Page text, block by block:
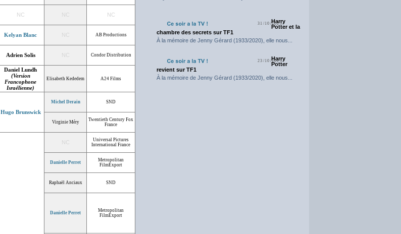
NC NC NC
Kelyan Blanc NC AB Productions
Adrien Solis NC Condor Distribution
Daniel Lundh
(Version
Francophone
Israélienne)
Elisabeth Kededem A24 Films
Hugo Brunswick
Michel Derain SND
Virginie Méry
Twentieth Century Fox
France
NC
Universal Pictures
International France
Danielle Perret
Metropolitan
FilmExport
Raphaël Anciaux SND
Danielle Perret
Metropolitan
FilmExport
31/10/2023
Harry
Potter et la
chambre des secrets sur TF1
À la mémoire de Jenny Gérard (1933/2020), elle nous...
23/10/2023
Harry
Potter
revient sur TF1
À la mémoire de Jenny Gérard (1933/2020), elle nous...